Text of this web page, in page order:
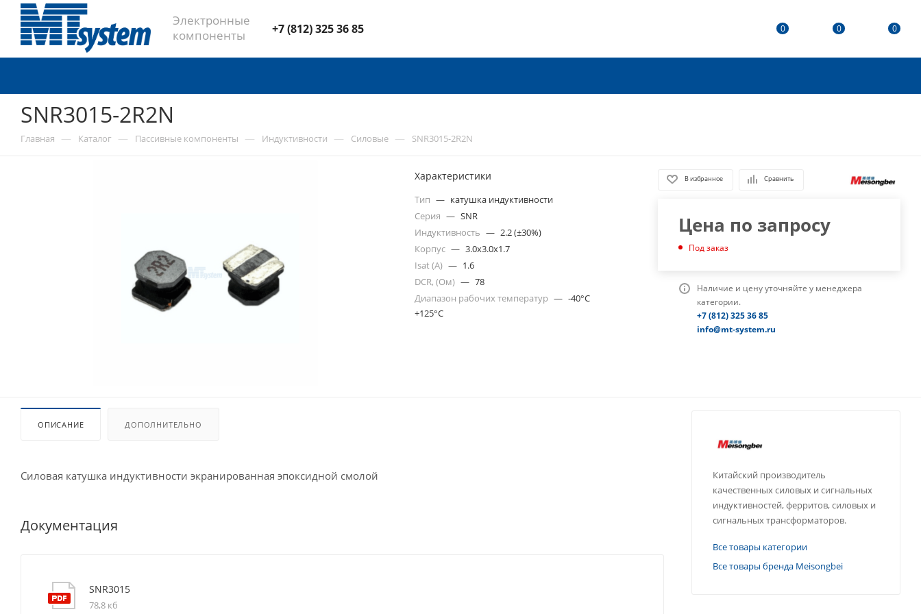
Электронные
компоненты
+7 (812) 325 36 85 0 0 0
SNR3015-2R2N
Главная — Каталог — Пассивные компоненты — Индуктивности — Силовые — SNR3015-2R2N
Характеристики
Тип — катушка индуктивности
Серия — SNR
Индуктивность — 2.2 (±30%)
Корпус — 3.0x3.0x1.7
Isat (A) — 1.6
DCR, (Ом) — 78
Диапазон рабочих температур — -40°C
+125°C
В избранное Сравнить
Цена по запросу
Под заказ
Наличие и цену уточняйте у менеджера
категории.
+7 (812) 325 36 85
info@mt-system.ru
ОПИСАНИЕ ДОПОЛНИТЕЛЬНО
Силовая катушка индуктивности экранированная эпоксидной смолой
Документация
SNR3015
78,8 кб
Китайский производитель
качественных силовых и сигнальных
индуктивностей, ферритов, силовых и
сигнальных трансформаторов.
Все товары категории
Все товары бренда Meisongbei